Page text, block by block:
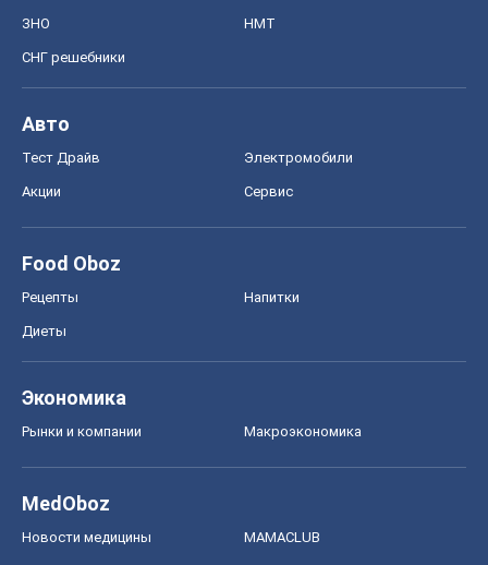
ЗНО НМТ
СНГ решебники
Авто
Тест Драйв Электромобили
Акции Сервис
Food Oboz
Рецепты Напитки
Диеты
Экономика
Рынки и компании Mакроэкономика
MedOboz
Новости медицины MAMACLUB